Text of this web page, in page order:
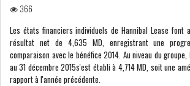
FISCALITÉ : LONGUE
DES ACTIVITÉS Q...
366
Les états financiers individuels de Hannibal Lease font
résultat net de 4,635 MD, enregistrant une
comparaison avec le bénéfice 2014. Au niveau du
au 31 décembre 2015s'est établi à 4,714 MD, soit une
rapport à l'année précédente.